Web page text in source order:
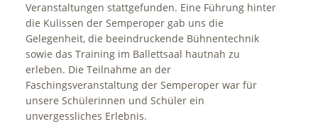
Veranstaltungen stattgefunden. Eine Führung hinter
die Kulissen der Semperoper gab uns die
Gelegenheit, die beeindruckende Bühnentechnik
sowie das Training im Ballettsaal hautnah zu
erleben. Die Teilnahme an der
Faschingsveranstaltung der Semperoper war für
unsere Schülerinnen und Schüler ein
unvergessliches Erlebnis.